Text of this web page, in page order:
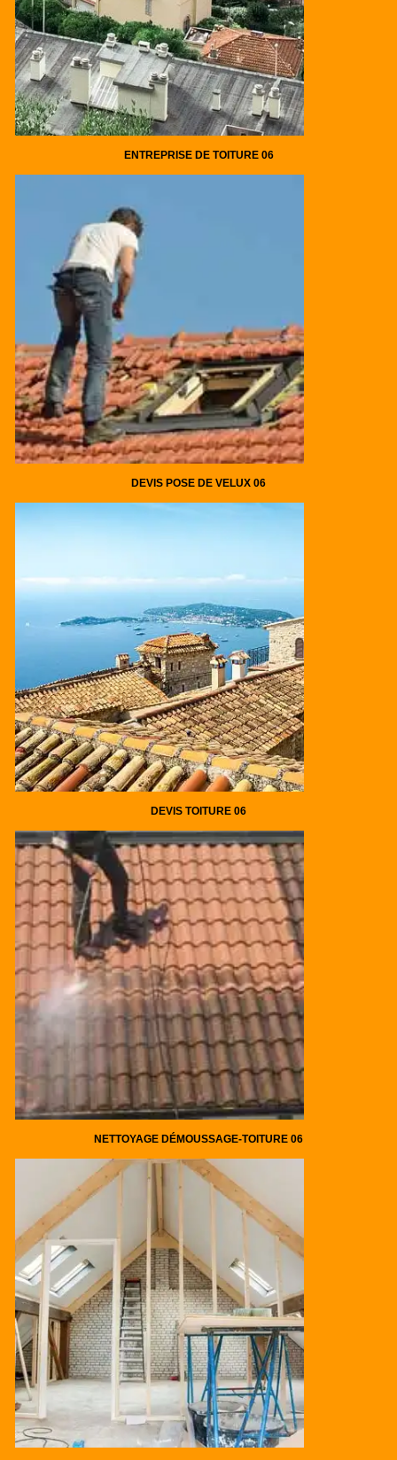
ENTREPRISE DE TOITURE 06
DEVIS POSE DE VELUX 06
DEVIS TOITURE 06
NETTOYAGE DÉMOUSSAGE-TOITURE 06